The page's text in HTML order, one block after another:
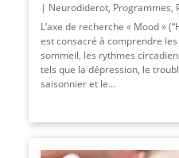
Neurodiderot, Programmes,
L’axe de recherche « Mood »
est consacré à comprendre
sommeil, les rythmes
tels que la dépression, le
saisonnier et le...